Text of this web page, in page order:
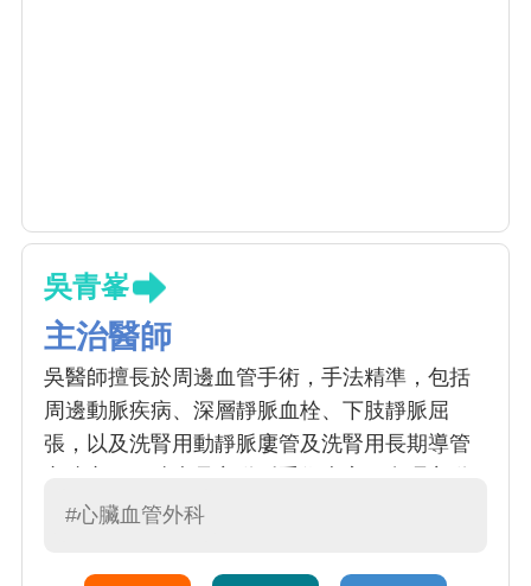
吳青峯
主治醫師
吳醫師擅長於周邊血管手術，手法精準，包括
周邊動脈疾病、深層靜脈血栓、下肢靜脈屈
張，以及洗腎用動靜脈廔管及洗腎用長期導管
脈剝離、胸、腹主動脈瘤傳統及血管腔內支架
#心臟血管外科